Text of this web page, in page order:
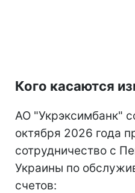
Кого касаются
АО "Укрэксимбанк"
октября 2026 года
сотрудничество с
Украины по
счетов: